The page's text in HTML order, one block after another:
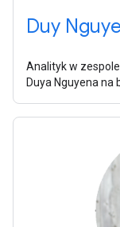
Duy
Analityk w
Duya Nguyena na